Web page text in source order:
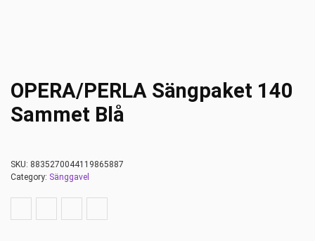
OPERA/PERLA Sängpaket 140
Sammet Blå
SKU: 8835270044119865887
Category: Sänggavel